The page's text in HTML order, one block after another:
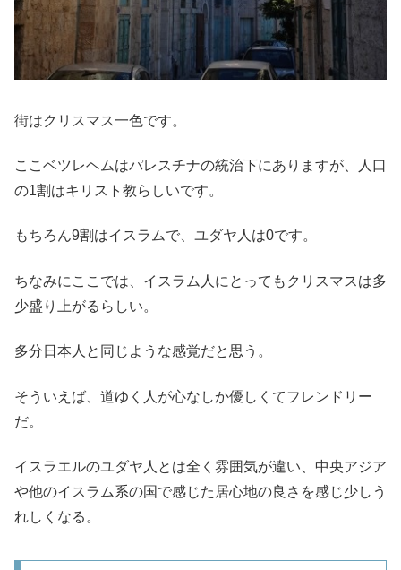
街はクリスマス一色です。
ここベツレヘムはパレスチナの統治下にありますが、人口
の1割はキリスト教らしいです。
もちろん9割はイスラムで、ユダヤ人は0です。
ちなみにここでは、イスラム人にとってもクリスマスは多
少盛り上がるらしい。
多分日本人と同じような感覚だと思う。
そういえば、道ゆく人が心なしか優しくてフレンドリー
だ。
イスラエルのユダヤ人とは全く雰囲気が違い、中央アジア
や他のイスラム系の国で感じた居心地の良さを感じ少しう
れしくなる。